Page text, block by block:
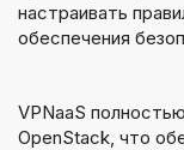
настраивать
обеспечения
VPNaaS
OpenStack, что